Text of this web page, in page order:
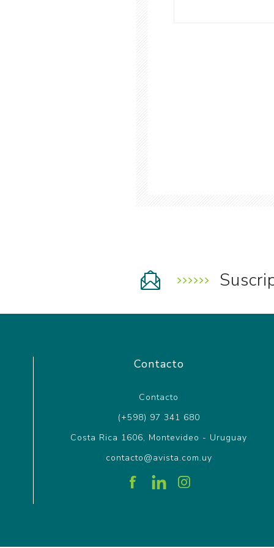
Contacto
Contacto
(+598) 97 341 680
Costa Rica 1606, Montevideo - Uruguay
contacto@avista.com.uy